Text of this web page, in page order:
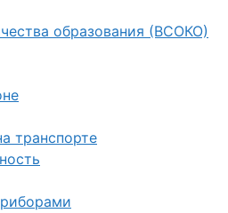
образования (ВСОКО)
транспорте